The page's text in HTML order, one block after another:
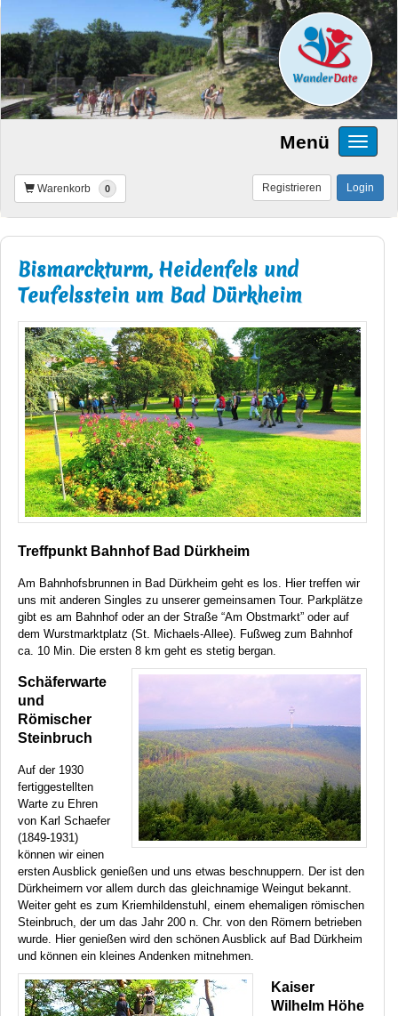
Menü
Warenkorb 0 Login
Registrieren
Bismarckturm, Heidenfels und
Teufelsstein um Bad Dürkheim
Treffpunkt Bahnhof Bad Dürkheim
Am Bahnhofsbrunnen in Bad Dürkheim geht es los. Hier treffen wir
uns mit anderen Singles zu unserer gemeinsamen Tour. Parkplätze
gibt es am Bahnhof oder an der Straße “Am Obstmarkt” oder auf
dem Wurstmarktplatz (St. Michaels-Allee). Fußweg zum Bahnhof
ca. 10 Min. Die ersten 8 km geht es stetig bergan.
Schäferwarte
und
Römischer
Steinbruch
Auf der 1930
fertiggestellten
Warte zu Ehren
von Karl Schaefer
(1849-1931)
können wir einen
ersten Ausblick genießen und uns etwas beschnuppern. Der ist den
Dürkheimern vor allem durch das gleichnamige Weingut bekannt.
Weiter geht es zum Kriemhildenstuhl, einem ehemaligen römischen
Steinbruch, der um das Jahr 200 n. Chr. von den Römern betrieben
wurde. Hier genießen wird den schönen Ausblick auf Bad Dürkheim
und können ein kleines Andenken mitnehmen.
Kaiser
Wilhelm Höhe